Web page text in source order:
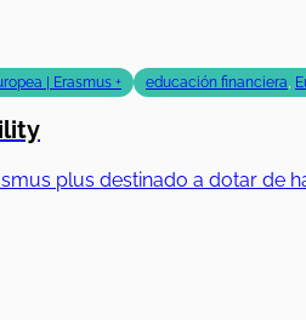
| Erasmus + educación financiera,
plus destinado a dotar de